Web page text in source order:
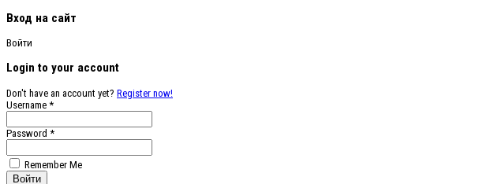
Вход на сайт
Войти
Login to your account
Don't have an account yet? Register now!
Username *
Password *
Remember Me